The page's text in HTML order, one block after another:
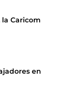
Caricom
en